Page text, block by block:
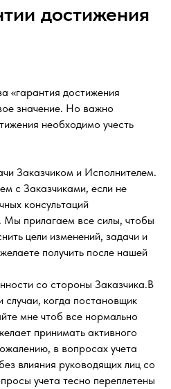
достижения
«гарантия достижения
значение. Но важно
необходимо учесть
Заказчиком и Исполнителем.
с Заказчиками, если не
консультаций
Мы прилагаем все силы, чтобы
цели изменений, задачи и
получить после нашей
со стороны Заказчика.В
когда постановщик
мне чтоб все нормально
принимать активного
в вопросах учета
влияния руководящих лиц со
учета тесно переплетены